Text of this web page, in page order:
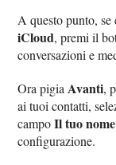
A questo punto,
iCloud, premi il
conversazioni e
Ora pigiaAvanti,
ai tuoi contatti,
campoIl tuo nome
configurazione.